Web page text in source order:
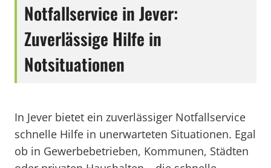
Notfallservice in Jever:
Zuverlässige Hilfe in
Notsituationen
In Jever bietet ein zuverlässiger Notfallservice
schnelle Hilfe in unerwarteten Situationen. Egal
ob in Gewerbebetrieben, Kommunen, Städten